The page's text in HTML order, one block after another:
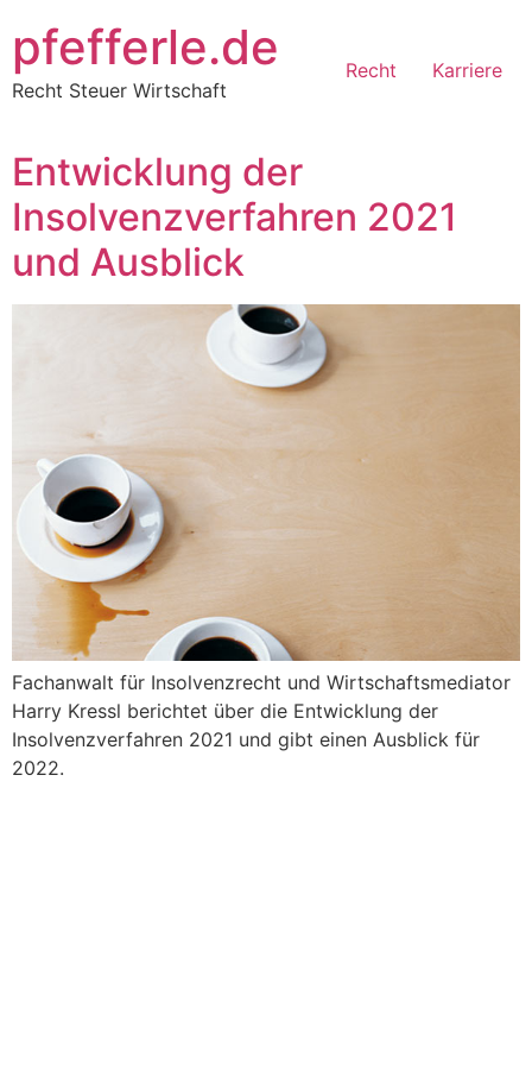
Inhalt
springen
pfefferle.de
Recht Steuer Wirtschaft
Recht Karriere
Entwicklung der
Insolvenzverfahren 2021
und Ausblick
Fachanwalt für Insolvenzrecht und Wirtschaftsmediator
Harry Kressl berichtet über die Entwicklung der
Insolvenzverfahren 2021 und gibt einen Ausblick für
2022.